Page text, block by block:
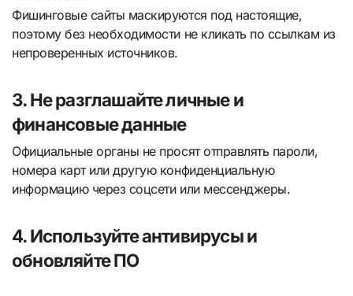
Фишинговые сайты маскируются под настоящие,
поэтому без необходимости не кликать по ссылкам из
непроверенных источников.
3. Не разглашайте личные и
финансовые данные
Официальные органы не просят отправлять пароли,
номера карт или другую конфиденциальную
информацию через соцсети или мессенджеры.
4. Используйте антивирусы и
обновляйте ПО